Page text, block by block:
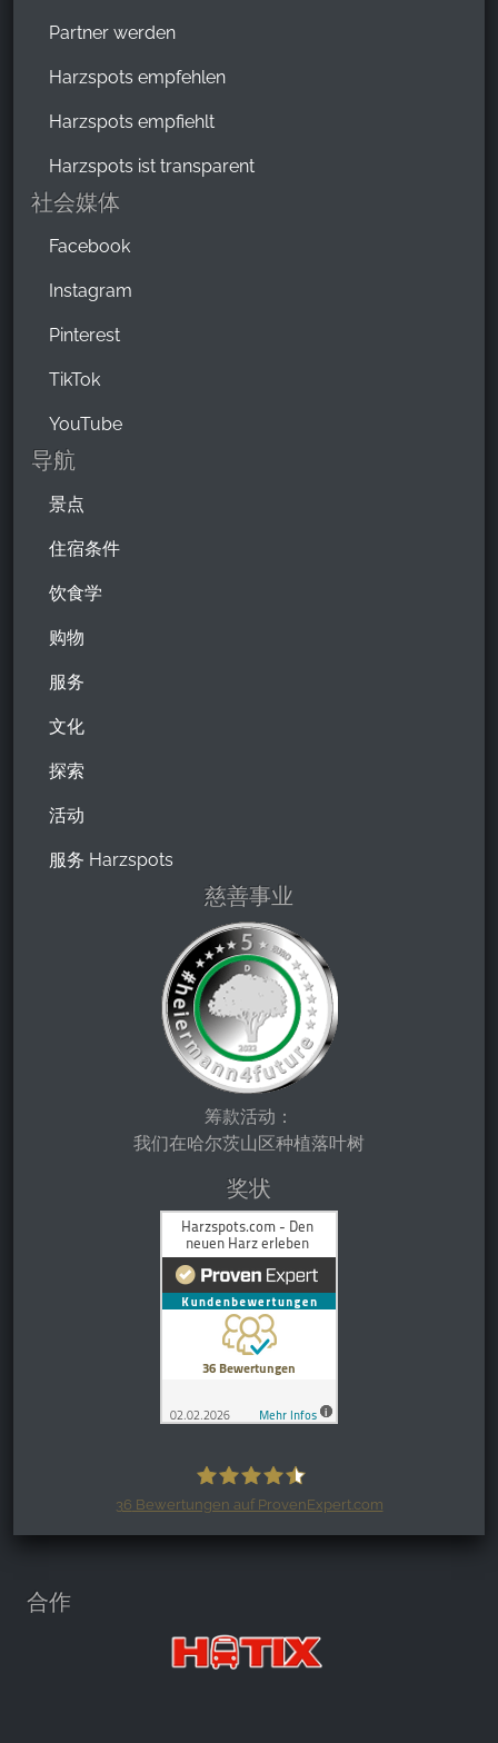
Partner werden
Harzspots empfehlen
Harzspots empfiehlt
Harzspots ist transparent
社会媒体
Facebook
Instagram
Pinterest
TikTok
YouTube
导航
景点
住宿条件
饮食学
购物
服务
文化
探索
活动
服务 Harzspots
慈善事业
筹款活动：
我们在哈尔茨山区种植落叶树
奖状
Harzspots.com - Den neuen Harz
36 Bewertungen auf ProvenExpert.com
合作